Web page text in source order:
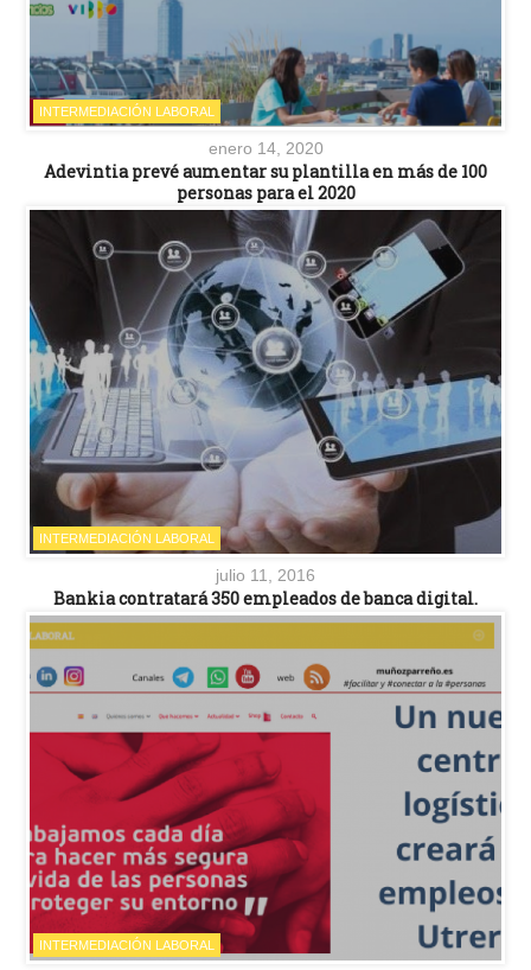
INTERMEDIACIÓN LABORAL
enero 14, 2020
Adevintia prevé aumentar su plantilla en más de 100
personas para el 2020
INTERMEDIACIÓN LABORAL
julio 11, 2016
Bankia contratará 350 empleados de banca digital.
INTERMEDIACIÓN LABORAL